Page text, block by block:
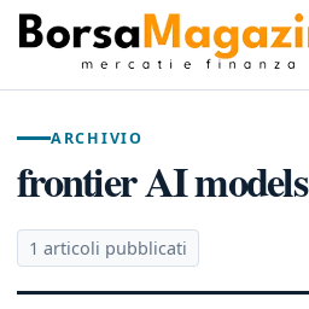
ARCHIVIO
frontier AI models
1 articoli pubblicati